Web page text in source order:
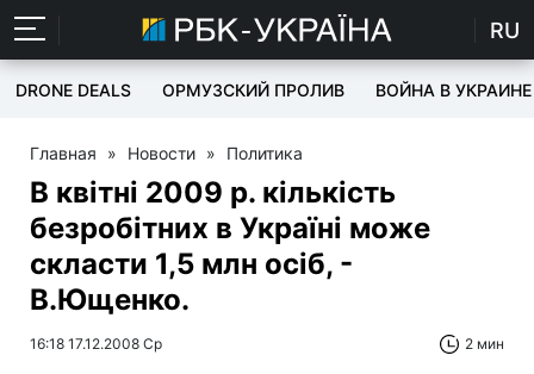
RU
DRONE DEALS ОРМУЗСКИЙ ПРОЛИВ ВОЙНА В УКРАИНЕ
Главная » Новости » Политика
В квітні 2009 р. кількість
безробітних в Україні може
скласти 1,5 млн осіб, -
В.Ющенко.
16:18 17.12.2008 Ср 2 мин